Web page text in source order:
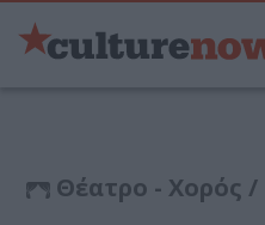
Θέατρο - Χορός /